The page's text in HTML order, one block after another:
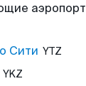
Сити YTZ
YKZ